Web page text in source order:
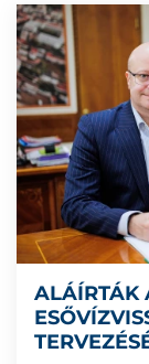
ALÁÍRTÁK